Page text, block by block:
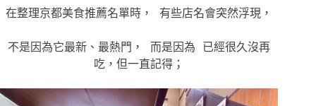
在整理京都美食推薦名單時， 有些店名會突然浮現，
不是因為它最新、最熱門， 而是因為 已經很久沒再
吃，但一直記得；